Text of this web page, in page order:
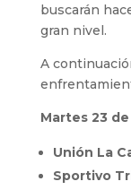
buscarán
gran nivel.
A
Martes 23
Unión La
Sportivo